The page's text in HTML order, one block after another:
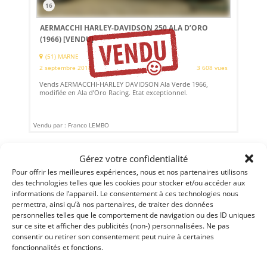
Gérez votre confidentialité
Pour offrir les meilleures expériences, nous et nos partenaires utilisons
des technologies telles que les cookies pour stocker et/ou accéder aux
informations de l’appareil. Le consentement à ces technologies nous
permettra, ainsi qu’à nos partenaires, de traiter des données
personnelles telles que le comportement de navigation ou des ID uniques
sur ce site et afficher des publicités (non-) personnalisées. Ne pas
consentir ou retirer son consentement peut nuire à certaines
fonctionnalités et fonctions.
16
AERMACCHI HARLEY-DAVIDSON 250 ALA D’ORO
(1966)[VENDU]
(51) MARNE
2 septembre 2018
3 608 vues
Vends AERMACCHI-HARLEY DAVIDSON Ala Verde 1966,
modifiée en Ala d’Oro Racing. Etat exceptionnel.
Vendu par : Franco LEMBO